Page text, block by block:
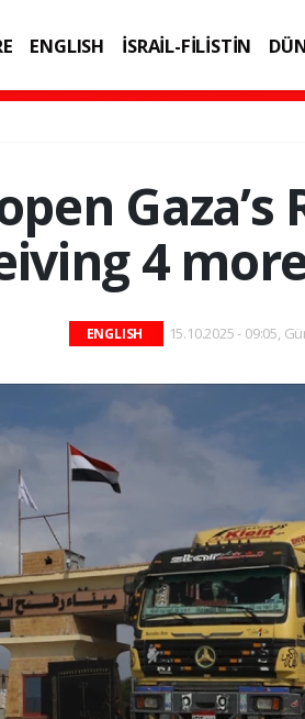
ENGLISH İSRAİL-FİLİSTİN
4
ENGLISH 15.10.2025 - 09:05,